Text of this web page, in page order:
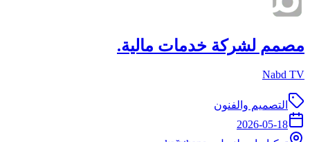
مصمم لشركة خدمات مالية.
Nabd TV
التصميم والفنون
2026-05-18